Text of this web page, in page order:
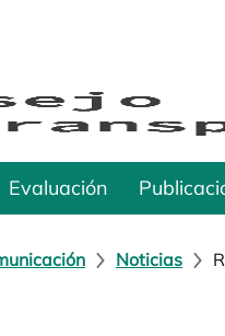
Evaluación
Noticias